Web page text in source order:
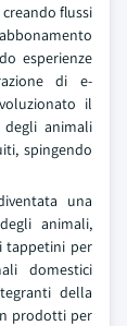
flussi
esperienze
di e-
il
animali
spingendo
una
animali,
tappetini per
domestici
della
prodotti per